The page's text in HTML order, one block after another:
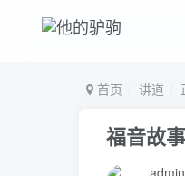
首页 讲道
福音故
admin